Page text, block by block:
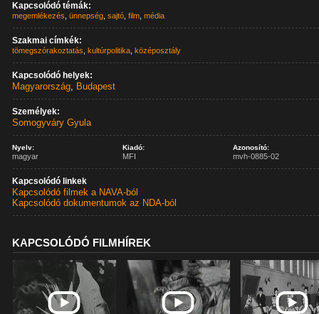
Kapcsolódó témák:
megemlékezés ,ünnepség ,sajtó ,film ,média
Szakmai címkék:
tömegszórakoztatás ,kultúrpolitika ,középosztály
Kapcsolódó helyek:
Magyarország, Budapest
Személyek:
Somogyváry Gyula
Nyelv:
magyar
Kiadó:
MFI
Azonosító:
mvh-0885-02
Kapcsolódó linkek
Kapcsolódó filmek a NAVA-ból
Kapcsolódó dokumentumok az NDA-ból
KAPCSOLÓDÓ FILMHÍREK